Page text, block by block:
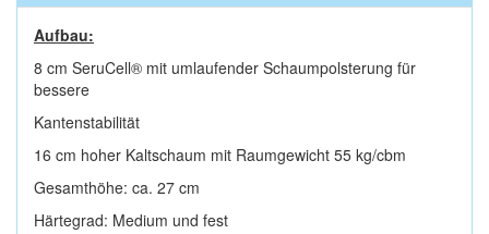
Aufbau:
8 cm SeruCell® mit umlaufender Schaumpolsterung für
bessere
Kantenstabilität
16 cm hoher Kaltschaum mit Raumgewicht 55 kg/cbm
Gesamthöhe: ca. 27 cm
Härtegrad: Medium und fest